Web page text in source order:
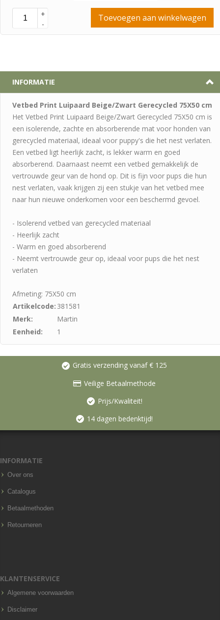
+
-
Toevoegen aan winkelwagen
INFORMATIE
Vetbed Print Luipaard Beige/Zwart Gerecycled 75X50 cm
Het Vetbed Print Luipaard Beige/Zwart Gerecycled 75X50 cm is
een isolerende, zachte en absorberende mat voor honden van
gerecycled materiaal, ideaal voor puppy's die het nest verlaten.
Een vetbed ligt heerlijk zacht, is lekker warm en goed
absorberend. Daarnaast neemt een vetbed gemakkelijk de
vertrouwde geur van de hond op. Dit is fijn voor pups die hun
nest verlaten, vaak krijgen zij een stukje van het vetbed mee
naar hun nieuwe onderkomen voor een beschermd gevoel.
- Isolerend vetbed van gerecycled materiaal
- Heerlijk zacht
- Warm en goed absorberend
- Neemt vertrouwde geur op, ideaal voor pups die het nest
verlaten
Afmeting: 75X50 cm
Artikelcode: 381581
Merk:
Martin
Eenheid:
1
Gratis verzending vanaf € 125
Veilige Betaalmethode
Prijs/Kwaliteit!
14 dagen bedenktijd!
INFORMATIE
Over ons
Catalogus
Betaalmethoden
Retourneren
KLANTENSERVICE
Algemene voorwaarden
Disclaimer